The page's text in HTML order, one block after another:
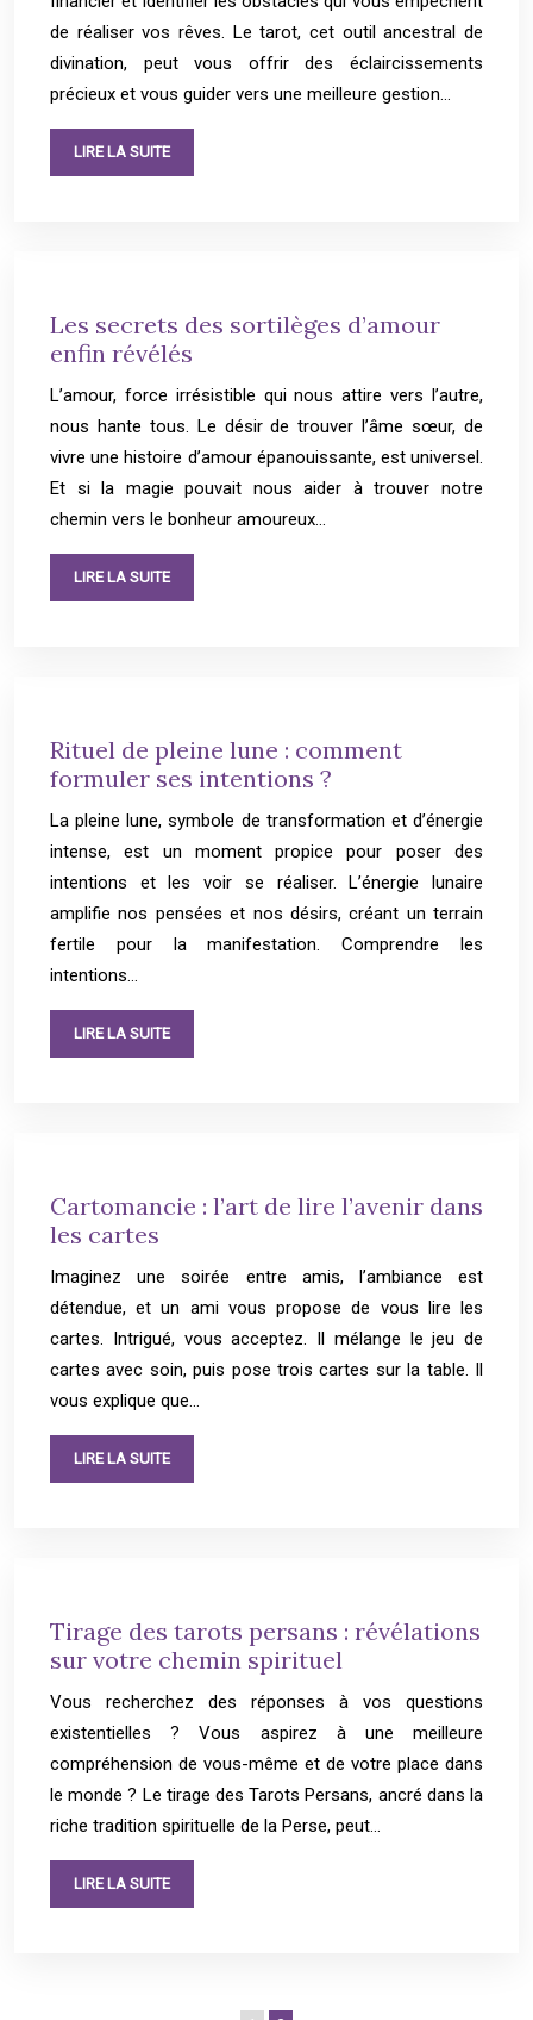
de réaliser vos rêves. Le tarot, cet outil ancestral de
divination, peut vous offrir des éclaircissements
précieux et vous guider vers une meilleure gestion…
LIRE LA SUITE
Les secrets des sortilèges d’amour
enfin révélés
L’amour, force irrésistible qui nous attire vers l’autre,
nous hante tous. Le désir de trouver l’âme sœur, de
vivre une histoire d’amour épanouissante, est universel.
Et si la magie pouvait nous aider à trouver notre
chemin vers le bonheur amoureux…
LIRE LA SUITE
Rituel de pleine lune : comment
formuler ses intentions ?
La pleine lune, symbole de transformation et d’énergie
intense, est un moment propice pour poser des
intentions et les voir se réaliser. L’énergie lunaire
amplifie nos pensées et nos désirs, créant un terrain
fertile pour la manifestation. Comprendre les
intentions…
LIRE LA SUITE
Cartomancie : l’art de lire l’avenir dans
les cartes
Imaginez une soirée entre amis, l’ambiance est
détendue, et un ami vous propose de vous lire les
cartes. Intrigué, vous acceptez. Il mélange le jeu de
cartes avec soin, puis pose trois cartes sur la table. Il
vous explique que…
LIRE LA SUITE
Tirage des tarots persans : révélations
sur votre chemin spirituel
Vous recherchez des réponses à vos questions
existentielles ? Vous aspirez à une meilleure
compréhension de vous-même et de votre place dans
le monde ? Le tirage des Tarots Persans, ancré dans la
riche tradition spirituelle de la Perse, peut…
LIRE LA SUITE